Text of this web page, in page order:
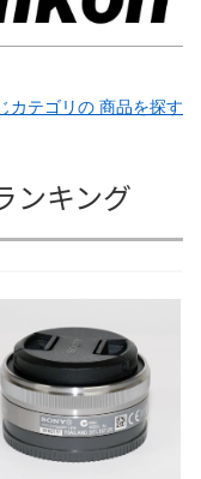
カテゴリの 商品を探す
ンキング